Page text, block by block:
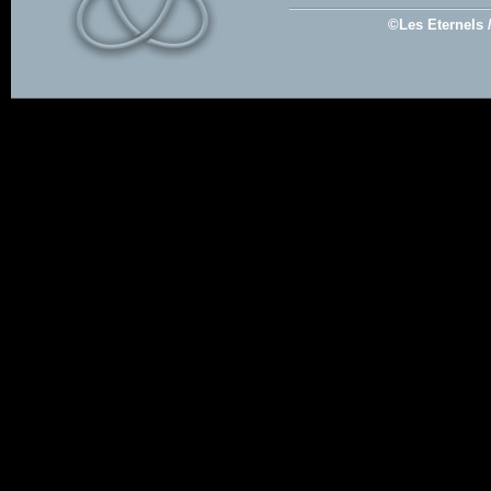
©Les Eternels